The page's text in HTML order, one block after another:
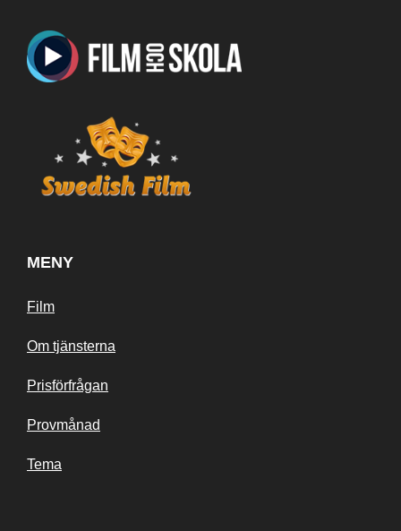
MENY
Film
Om tjänsterna
Prisförfrågan
Provmånad
Tema